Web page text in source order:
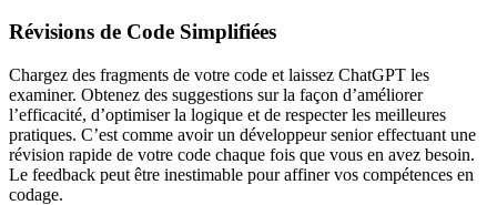
Révisions de Code Simplifiées
Chargez des fragments de votre code et laissez ChatGPT les
examiner. Obtenez des suggestions sur la façon d’améliorer
l’efficacité, d’optimiser la logique et de respecter les meilleures
pratiques. C’est comme avoir un développeur senior effectuant une
révision rapide de votre code chaque fois que vous en avez besoin.
Le feedback peut être inestimable pour affiner vos compétences en
codage.